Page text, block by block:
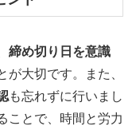
締め切り日を意識
が大切です。また、
も忘れずに行いまし
ことで、時間と労力